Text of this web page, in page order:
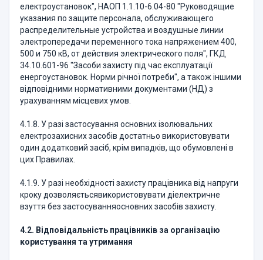
електроустановок", НАОП 1.1.10-6.04-80 "Руководящие
указания по защите персонала, обслуживающего
распределительные устройства и воздушные линии
электропередачи переменного тока напряжением 400,
500 и 750 кВ, от действия электрического поля", ГКД
34.10.601-96 "Засоби захисту під час експлуатації
енергоустановок. Норми річної потреби", а також іншими
відповідними нормативними документами (НД) з
урахуванням місцевих умов.
4.1.8. У разі застосування основних ізолювальних
електрозахисних засобів достатньо використовувати
один додатковий засіб, крім випадків, що обумовлені в
цих Правилах.
4.1.9. У разі необхідності захисту працівника від напруги
кроку дозволяєтьсявикористовувати діелектричне
взуття без застосуванняосновних засобів захисту.
4.2. Відповідальність працівників за організацію
користування та утримання